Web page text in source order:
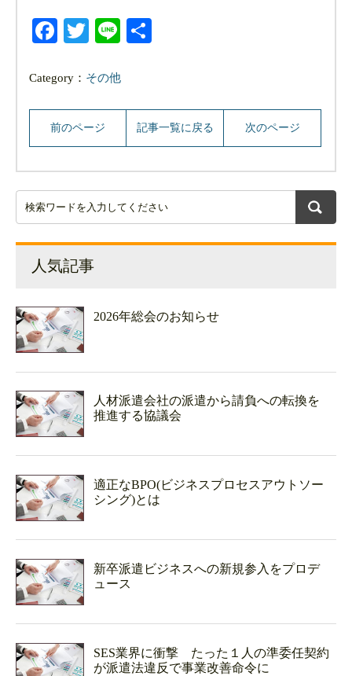
Facebook
Twitter
Line
Category： その他
前のページ 記事一覧に戻る 次のページ
人気記事
2026年総会のお知らせ
人材派遣会社の派遣から請負への転換を
推進する協議会
適正なBPO(ビジネスプロセスアウトソー
シング)とは
新卒派遣ビジネスへの新規参入をプロデ
ュース
SES業界に衝撃 たった１人の準委任契約
が派遣法違反で事業改善命令に